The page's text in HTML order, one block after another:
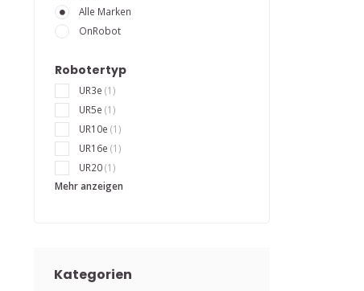
Alle Marken
OnRobot
Robotertyp
UR3e (1)
UR5e (1)
UR10e (1)
UR16e (1)
UR20(1)
Mehr anzeigen
Kategorien